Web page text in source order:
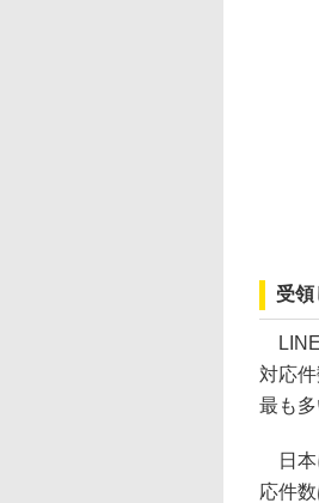
受領
LINE
対応
最も
日本
応件